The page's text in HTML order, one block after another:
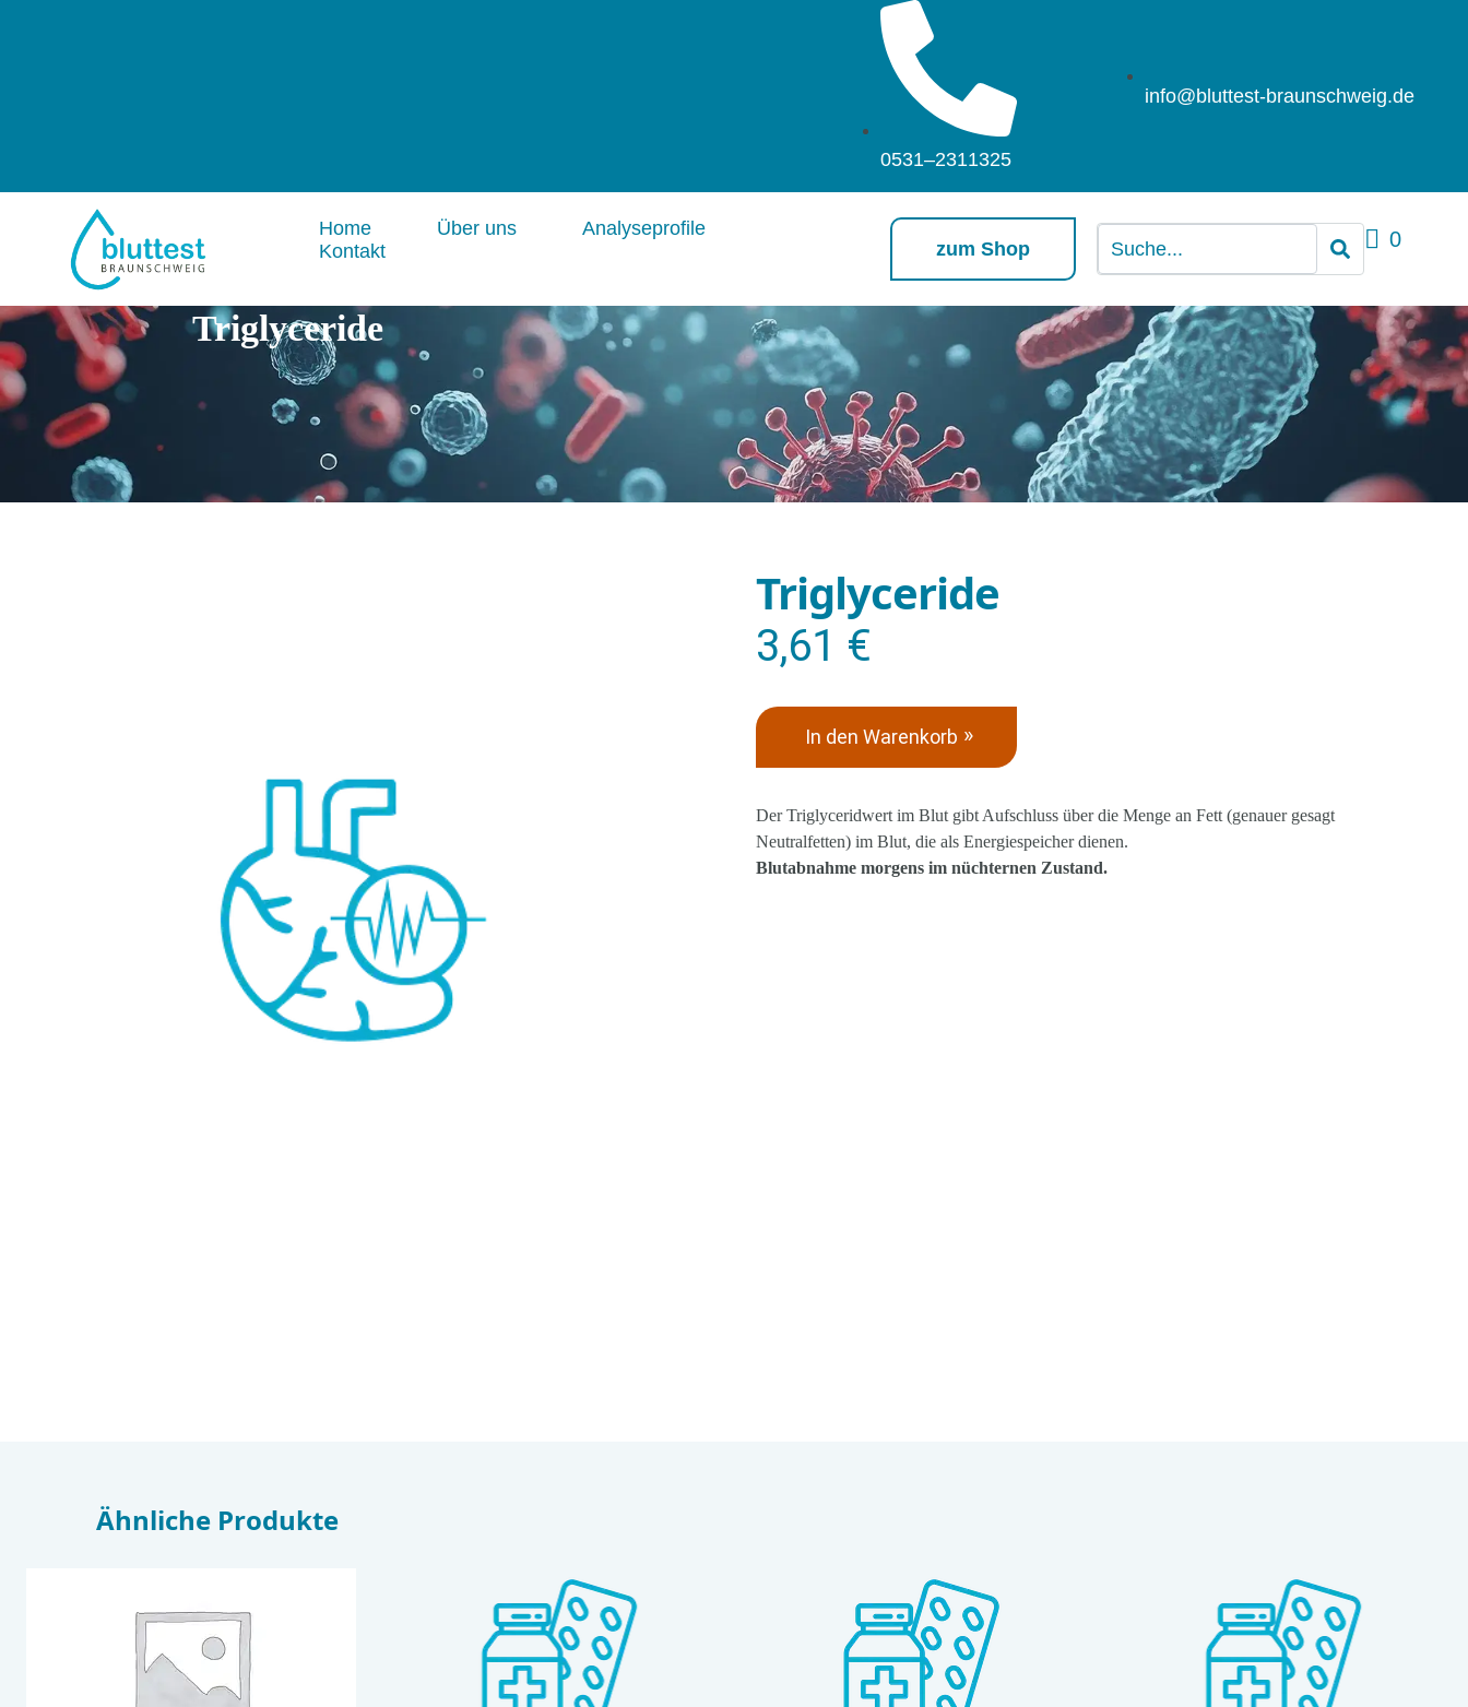
0531–2311325
info@bluttest-braunschweig.de
Home Über uns
Analyseprofile
Kontakt
zum Shop 0
Triglyceride
Triglyceride
3,61 €
In den Warenkorb
Der Triglyceridwert im Blut gibt Aufschluss über die Menge an Fett (genauer gesagt
Neutralfetten) im Blut, die als Energiespeicher dienen.
Blutabnahme morgens im nüchternen Zustand.
Ähnliche Produkte